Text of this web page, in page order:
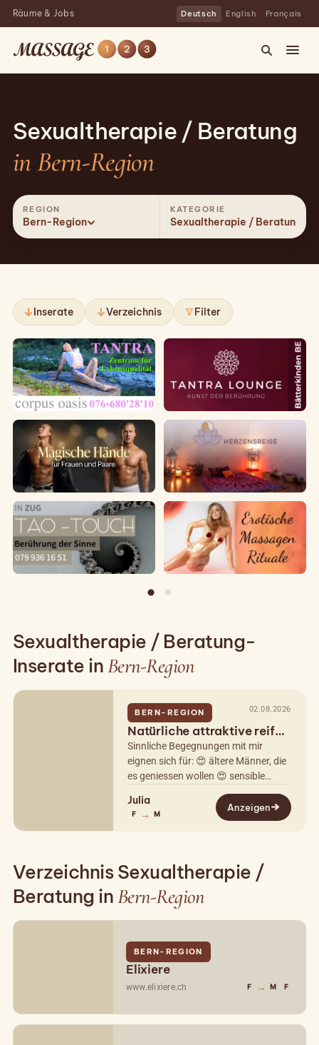
Räume & Jobs Deutsch English Français
Sexualtherapie / Beratung
in Bern-Region
REGION
Bern-Region
KATEGORIE
Sexualtherapie / Beratung
Inserate Verzeichnis Filter
Sexualtherapie / Beratung-
Inserate inBern-Region
BERN-REGION 02.08.2026
Natürliche attraktive reife
CH Lady
Sinnliche Begegnungen mit mir
eignen sich für: 😍 ältere Männer, die
es geniessen wollen 😍 sensible
Männer, auf die ich empatisch
eingehen kann 😍 unerfahrene
Männer, die…
Julia
F → M
Anzeigen
Verzeichnis Sexualtherapie /
Beratung inBern-Region
BERN-REGION
Elixiere
www.elixiere.ch F → M F